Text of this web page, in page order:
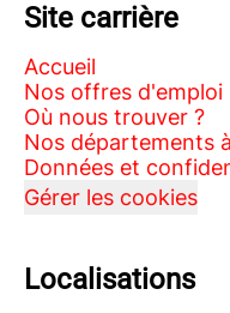
Site carrière
Accueil
Nos offres d'emploi
Où nous trouver ?
Nos départements
Données et
Gérer les cookies
Localisations